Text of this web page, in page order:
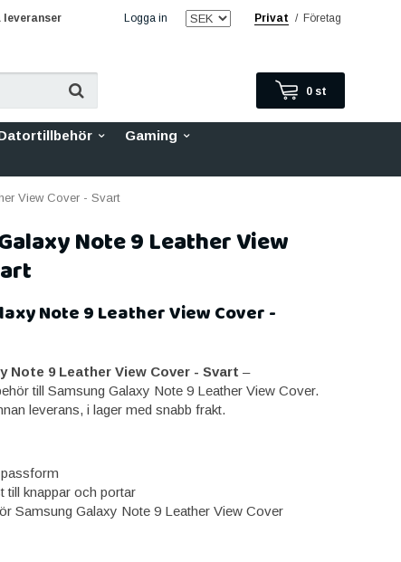
Logga in Privat / Företag
leveranser
0 st
Gaming
View Cover - Svart
Note 9 Leather View
Note 9 Leather View Cover -
Note 9 Leather View Cover - Svart –
till Samsung Galaxy Note 9 Leather View Cover.
leverans, i lager med snabb frakt.
till knappar och portar
Samsung Galaxy Note 9 Leather View Cover